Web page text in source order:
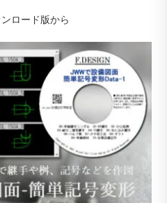
ロード版から